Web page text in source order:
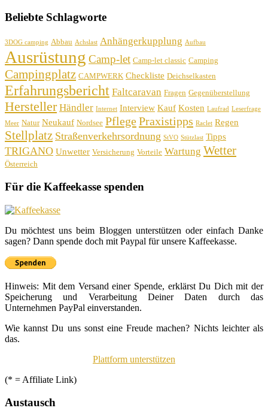
Beliebte Schlagworte
3DOG camping Abbau Achslast Anhängerkupplung Aufbau
Ausrüstung Camp-let Camp-let classic Camping
Campingplatz CAMPWERK Checkliste Deichselkasten
Erfahrungsbericht Faltcaravan Fragen Gegenüberstellung
Hersteller Händler Internet Interview Kauf Kosten Laufrad Leserfrage
Meer Natur Neukauf Nordsee PflegePraxistipps Raclet Regen
Stellplatz Straßenverkehrsordnung StVO Stützlast Tipps
TRIGANO Unwetter Versicherung Vorteile Wartung Wetter
Österreich
Für die Kaffeekasse spenden
Du möchtest uns beim Bloggen unterstützen oder einfach Danke
sagen? Dann spende doch mit Paypal für unsere Kaffeekasse.
Hinweis: Mit dem Versand einer Spende, erklärst Du Dich mit der
Speicherung und Verarbeitung Deiner Daten durch das
Unternehmen PayPal einverstanden.
Wie kannst Du uns sonst eine Freude machen? Nichts leichter als
das.
Plattform unterstützen
(* = Affiliate Link)
Austausch